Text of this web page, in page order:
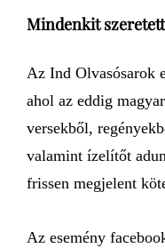
Mindenkit
Az Ind Olvasósarok
ahol az eddig
versekből,
valamint ízelítőt
frissen megjelent
Az esemény